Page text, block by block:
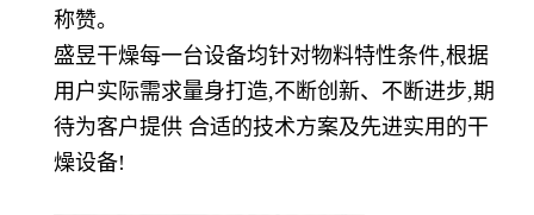
称赞。
盛昱干燥每一台设备均针对物料特性条件,根据
用户实际需求量身打造,不断创新、不断进步,期
待为客户提供 合适的技术方案及先进实用的干
燥设备!